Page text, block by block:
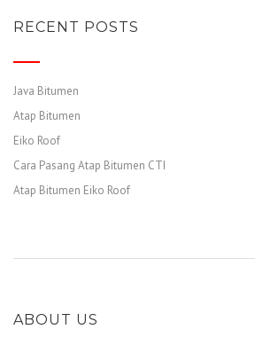
RECENT POSTS
Java Bitumen
Atap Bitumen
Eiko Roof
Cara Pasang Atap Bitumen CTI
Atap Bitumen Eiko Roof
ABOUT US